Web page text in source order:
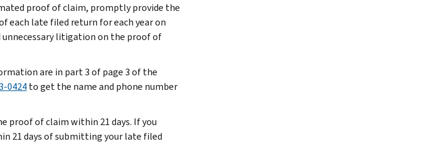
proof of claim, promptly provide the
each late filed return for each year on
litigation on the proof of
are in part 3 of page 3 of the
0424to get the name and phone number
proof of claim within 21 days. If you
21 days of submitting your late filed